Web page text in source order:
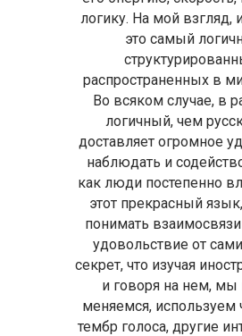
логику. На мой взгляд,
это самый
распространенных в
Во всяком случае, в
логичный, чем
доставляет огромное
наблюдать и
как люди постепенно
этот прекрасный
понимать взаимосвязи
удовольствие от
секрет, что изучая
и говоря на нем, мы
меняемся, используем
тембр голоса, другие